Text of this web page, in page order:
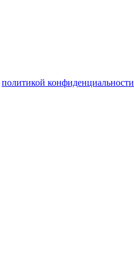
политикой конфиденциальности